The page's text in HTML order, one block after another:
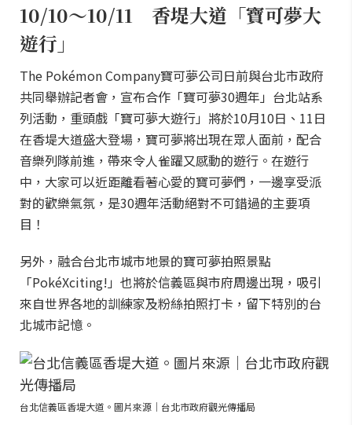
10/10～10/11 香堤大道「寶可夢大
遊行」
The Pokémon Company寶可夢公司日前與台北市政府
共同舉辦記者會，宣布合作「寶可夢30週年」台北站系
列活動，重頭戲「寶可夢大遊行」將於10月10日、11日
在香堤大道盛大登場，寶可夢將出現在眾人面前，配合
音樂列隊前進，帶來令人雀躍又感動的遊行。在遊行
中，大家可以近距離看著心愛的寶可夢們，一邊享受派
對的歡樂氣氛，是30週年活動絕對不可錯過的主要項
目！
另外，融合台北市城市地景的寶可夢拍照景點
「PokéXciting!」也將於信義區與市府周邊出現，吸引
來自世界各地的訓練家及粉絲拍照打卡，留下特別的台
北城市記憶。
台北信義區香堤大道。圖片來源｜台北市政府觀光傳播局